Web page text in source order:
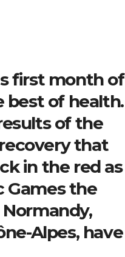
first month of
best of health.
of the
that
in the red as
Games the
Alpes, have